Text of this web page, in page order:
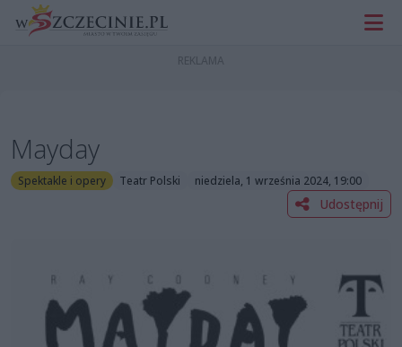
Mayday
Spektakle i opery Teatr Polski niedziela, 1 września 2024, 19:00
Udostępnij